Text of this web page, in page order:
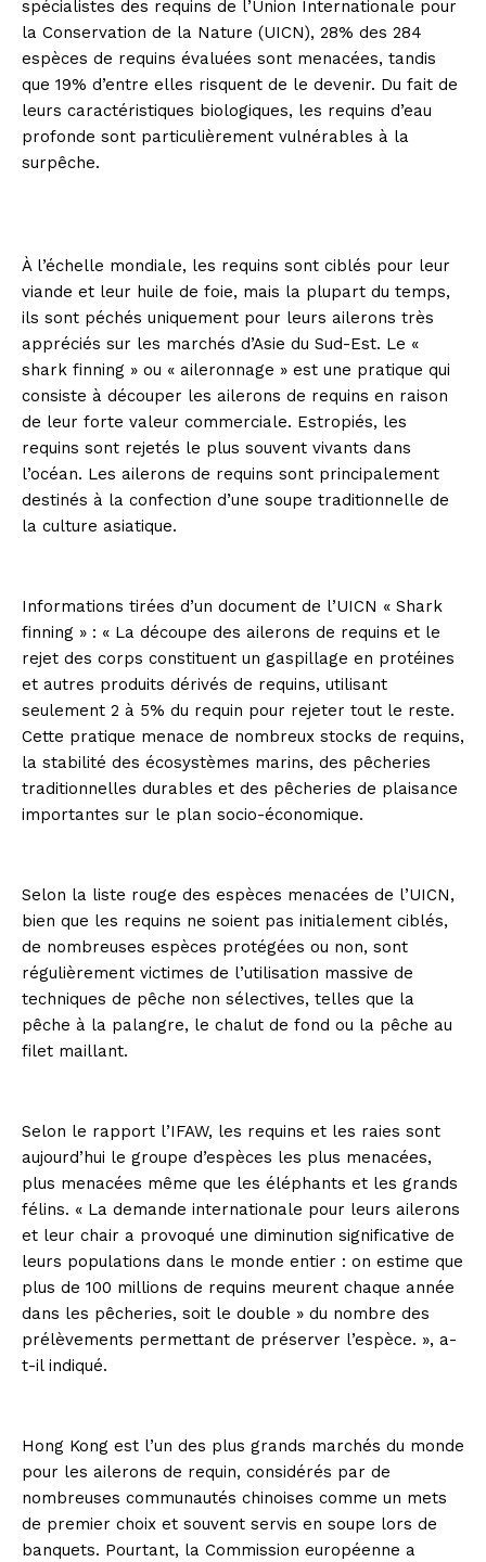
spécialistes des requins de l’Union Internationale pour
la Conservation de la Nature (UICN), 28% des 284
espèces de requins évaluées sont menacées, tandis
que 19% d’entre elles risquent de le devenir. Du fait de
leurs caractéristiques biologiques, les requins d’eau
profonde sont particulièrement vulnérables à la
surpêche.
À l’échelle mondiale, les requins sont ciblés pour leur
viande et leur huile de foie, mais la plupart du temps,
ils sont péchés uniquement pour leurs ailerons très
appréciés sur les marchés d’Asie du Sud-Est. Le «
shark finning » ou « aileronnage » est une pratique qui
consiste à découper les ailerons de requins en raison
de leur forte valeur commerciale. Estropiés, les
requins sont rejetés le plus souvent vivants dans
l’océan. Les ailerons de requins sont principalement
destinés à la confection d’une soupe traditionnelle de
la culture asiatique.
Informations tirées d’un document de l’UICN « Shark
finning » : « La découpe des ailerons de requins et le
rejet des corps constituent un gaspillage en protéines
et autres produits dérivés de requins, utilisant
seulement 2 à 5% du requin pour rejeter tout le reste.
Cette pratique menace de nombreux stocks de requins,
la stabilité des écosystèmes marins, des pêcheries
traditionnelles durables et des pêcheries de plaisance
importantes sur le plan socio-économique.
Selon la liste rouge des espèces menacées de l’UICN,
bien que les requins ne soient pas initialement ciblés,
de nombreuses espèces protégées ou non, sont
régulièrement victimes de l’utilisation massive de
techniques de pêche non sélectives, telles que la
pêche à la palangre, le chalut de fond ou la pêche au
filet maillant.
Selon le rapport l’IFAW, les requins et les raies sont
aujourd’hui le groupe d’espèces les plus menacées,
plus menacées même que les éléphants et les grands
félins. « La demande internationale pour leurs ailerons
et leur chair a provoqué une diminution significative de
leurs populations dans le monde entier : on estime que
plus de 100 millions de requins meurent chaque année
dans les pêcheries, soit le double » du nombre des
prélèvements permettant de préserver l’espèce. », a-
t-il indiqué.
Hong Kong est l’un des plus grands marchés du monde
pour les ailerons de requin, considérés par de
nombreuses communautés chinoises comme un mets
de premier choix et souvent servis en soupe lors de
banquets. Pourtant, la Commission européenne a